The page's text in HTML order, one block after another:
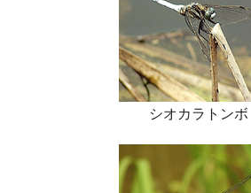
シオカラトンボ